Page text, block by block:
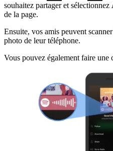
souhaitez partager et sélectionnez
de la page.
Ensuite, vos amis peuvent
photo de leur téléphone.
Vous pouvez également faire une